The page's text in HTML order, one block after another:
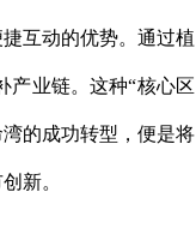
互动的优势。通过植
产业链。这种“核心区
的成功转型，便是将
新。